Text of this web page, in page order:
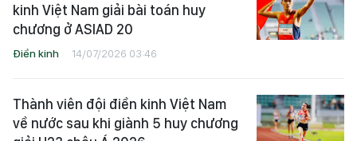
kinh Việt Nam giải bài toán huy
chương ở ASIAD 20
Điền kinh 14/07/2026 03:46
Thành viên đội điền kinh Việt Nam
về nước sau khi giành 5 huy chương